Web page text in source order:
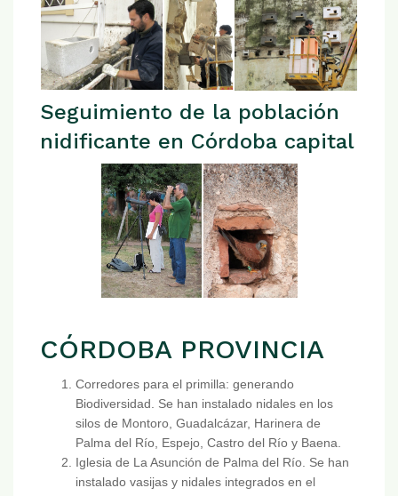
Seguimiento de la población
nidificante en Córdoba capital
CÓRDOBA PROVINCIA
Corredores para el primilla: generando
Biodiversidad. Se han instalado nidales en los
silos de Montoro, Guadalcázar, Harinera de
Palma del Río, Espejo, Castro del Río y Baena.
Iglesia de La Asunción de Palma del Río. Se han
instalado vasijas y nidales integrados en el